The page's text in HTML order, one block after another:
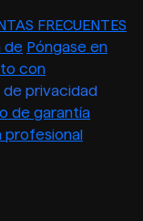
FRECUENTES
de Póngase en
con
de privacidad
de garantía
profesional